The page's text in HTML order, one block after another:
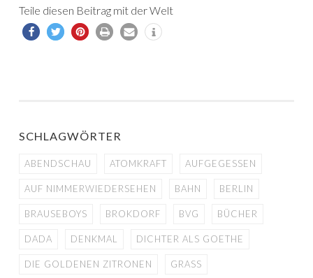
Teile diesen Beitrag mit der Welt
SCHLAGWÖRTER
ABENDSCHAU ATOMKRAFT AUFGEGESSEN
AUF NIMMERWIEDERSEHEN BAHN BERLIN
BRAUSEBOYS BROKDORF BVG BÜCHER
DADA DENKMAL DICHTER ALS GOETHE
DIE GOLDENEN ZITRONEN GRASS